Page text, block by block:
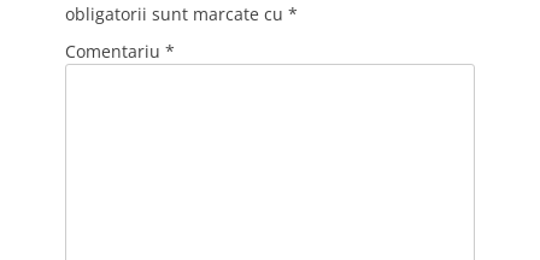
obligatorii sunt marcate cu *
Comentariu *